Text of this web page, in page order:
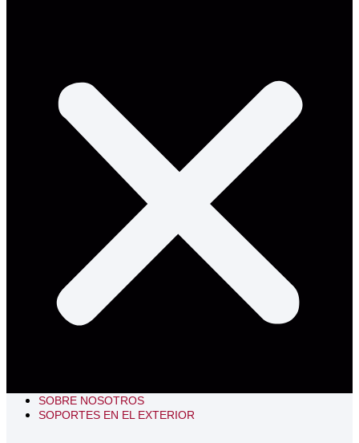
SOBRE NOSOTROS
SOPORTES EN EL EXTERIOR